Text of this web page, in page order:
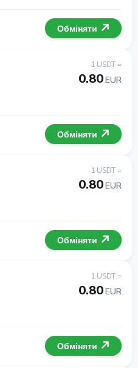
Обміняти
1 USDT =
0.80EUR
Обміняти
1 USDT =
0.80EUR
Обміняти
1 USDT =
0.80EUR
Обміняти